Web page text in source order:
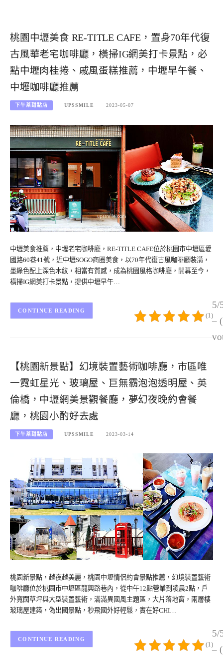
桃園中壢美食 RE-TITLE CAFE，置身70年代復
古風華老宅咖啡廳，橫掃IG網美打卡景點，必
點中壢肉桂捲、戚風蛋糕推薦，中壢早午餐、
中壢咖啡廳推薦
下午茶甜點店 UPSSMILE 2023-05-07
中壢美食推薦，中壢老宅咖啡廳，RE-TITLE CAFE位於桃園市中壢區愛
國路60巷41號，近中壢SOGO商圈美食，以70年代復古風咖啡廳裝潢，
墨綠色配上深色木紋，相當有質感，成為桃園風格咖啡廳，開幕至今，
橫掃IG網美打卡景點，提供中壢早午…
5/
–
(1)
CONTINUE READING
【桃園新景點】幻境裝置藝術咖啡廳，市區唯
一霓虹星光、玻璃屋、巨無霸泡泡透明屋、英
倫橋，中壢網美景觀餐廳，夢幻夜晚約會餐
廳，桃園小酌好去處
下午茶甜點店 UPSSMILE 2023-03-14
桃園新景點，越夜越美麗，桃園中壢情侶約會景點推薦，幻境裝置藝術
咖啡廳位於桃園市中壢區龍興路巷內，從中午12點營業到凌晨2點，戶
外寬闊草坪與大型裝置藝術，滿滿異國風主題區，大片落地窗，兩層樓
玻璃屋建築，偽出國景點，秒飛國外好輕鬆，實在好CHI…
5/
–
(1)
CONTINUE READING